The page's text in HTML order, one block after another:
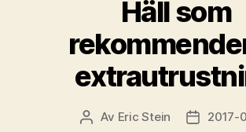
Häll som
Inläggsförfattare
Av Eric Stein
2017-